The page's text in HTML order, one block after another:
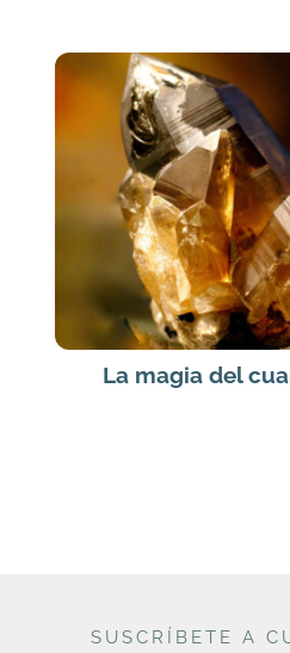
La magia del
SUSCRÍBETE A